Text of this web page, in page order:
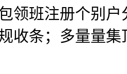
领班注册个别
收条；多量量